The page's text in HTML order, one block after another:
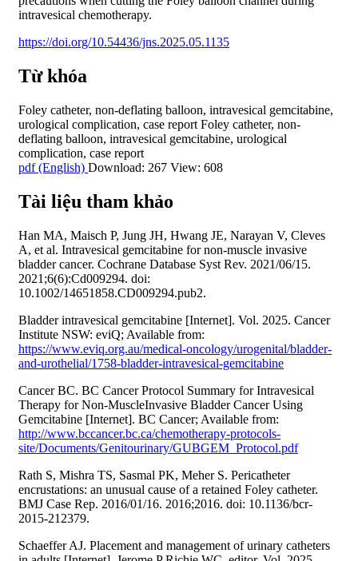
intravesical chemotherapy.
https://doi.org/10.54436/jns.2025.05.1135
Từ khóa
Foley catheter, non-deflating balloon, intravesical gemcitabine,
urological complication, case report Foley catheter, non-
deflating balloon, intravesical gemcitabine, urological
complication, case report
pdf (English) Download: 267 View: 608
Tài liệu tham khảo
Han MA, Maisch P, Jung JH, Hwang JE, Narayan V, Cleves
A, et al. Intravesical gemcitabine for non-muscle invasive
bladder cancer. Cochrane Database Syst Rev. 2021/06/15.
2021;6(6):Cd009294. doi:
10.1002/14651858.CD009294.pub2.
Bladder intravesical gemcitabine [Internet]. Vol. 2025. Cancer
Institute NSW: eviQ; Available from:
https://www.eviq.org.au/medical-oncology/urogenital/bladder-
and-urothelial/1758-bladder-intravesical-gemcitabine
Cancer BC. BC Cancer Protocol Summary for Intravesical
Therapy for Non-MuscleInvasive Bladder Cancer Using
Gemcitabine [Internet]. BC Cancer; Available from:
http://www.bccancer.bc.ca/chemotherapy-protocols-
site/Documents/Genitourinary/GUBGEM_Protocol.pdf
Rath S, Mishra TS, Sasmal PK, Meher S. Pericatheter
encrustations: an unusual cause of a retained Foley catheter.
BMJ Case Rep. 2016/01/16. 2016;2016. doi: 10.1136/bcr-
2015-212379.
Schaeffer AJ. Placement and management of urinary catheters